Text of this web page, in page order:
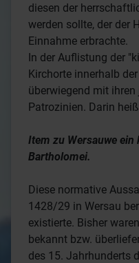
diesen der
werden sollte, der der
Einnahme erbrachte.
In der Auflistung der
Kirchorte innerhalb
überwiegend mit
Patrozinien. Darin
Item zu Wersauwe
Bartholomei.
Diese normative
1428/29 in Wersau
existierte. Bisher
bekannt bzw.
des 15. Jahrhunderts